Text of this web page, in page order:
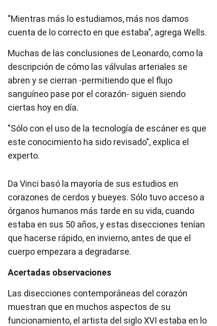
"Mientras más lo estudiamos, más nos damos
cuenta de lo correcto en que estaba", agrega Wells.
Muchas de las conclusiones de Leonardo, como la
descripción de cómo las válvulas arteriales se
abren y se cierran -permitiendo que el flujo
sanguíneo pase por el corazón- siguen siendo
ciertas hoy en día.
"Sólo con el uso de la tecnología de escáner es que
este conocimiento ha sido revisado", explica el
experto.
Da Vinci basó la mayoría de sus estudios en
corazones de cerdos y bueyes. Sólo tuvo acceso a
órganos humanos más tarde en su vida, cuando
estaba en sus 50 años, y estas disecciones tenían
que hacerse rápido, en invierno, antes de que el
cuerpo empezara a degradarse.
Acertadas observaciones
Las disecciones contemporáneas del corazón
muestran que en muchos aspectos de su
funcionamiento, el artista del siglo XVI estaba en lo